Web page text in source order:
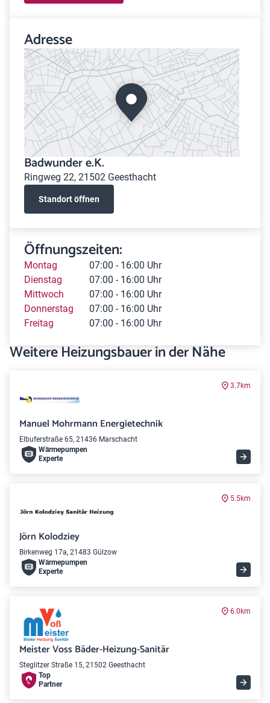
Adresse
Badwunder e.K.
Ringweg 22, 21502 Geesthacht
Standort öffnen
Öffnungszeiten:
Montag
07:00 - 16:00 Uhr
Dienstag
07:00 - 16:00 Uhr
Mittwoch
07:00 - 16:00 Uhr
Donnerstag
07:00 - 16:00 Uhr
Freitag
07:00 - 16:00 Uhr
Weitere Heizungsbauer in der Nähe
3.7km
Manuel Mohrmann Energietechnik
Elbuferstraße 65, 21436 Marschacht
Wärme­pumpen
Experte
5.5km
Jörn Kolodziey
Birkenweg 17a, 21483 Gülzow
Wärme­pumpen
Experte
6.0km
Meister Voss Bäder-Heizung-Sanitär
Steglitzer Straße 15, 21502 Geesthacht
Top
Partner